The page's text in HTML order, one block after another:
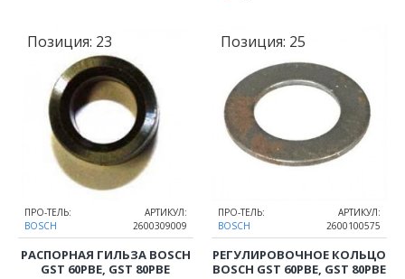
Позиция: 23
ПРО-ТЕЛЬ:
BOSCH
АРТИКУЛ:
2600309009
РАСПОРНАЯ ГИЛЬЗА BOSCH
GST 60PBE, GST 80PBE
Позиция: 25
ПРО-ТЕЛЬ:
BOSCH
АРТИКУЛ:
2600100575
РЕГУЛИРОВОЧНОЕ КОЛЬЦО
BOSCH GST 60PBE, GST 80PBE